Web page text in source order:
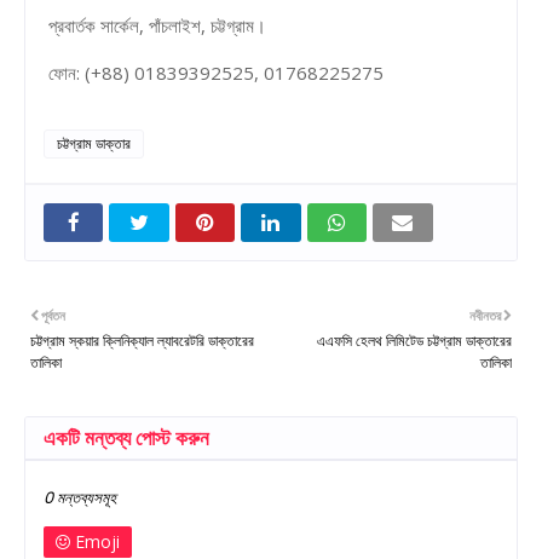
প্রবার্তক সার্কেল, পাঁচলাইশ, চট্টগ্রাম।
ফোন: (+88) 01839392525, 01768225275
চট্টগ্রাম ডাক্তার
নবীনতর
এএফসি হেলথ লিমিটেড চট্টগ্রাম ডাক্তারের
তালিকা
পূর্বতন
চট্টগ্রাম স্কয়ার ক্লিনিক্যাল ল্যাবরেটরি ডাক্তারের
তালিকা
একটি মন্তব্য পোস্ট করুন
0 মন্তব্যসমূহ
Emoji